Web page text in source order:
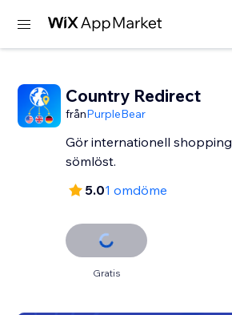
Country Redirect
frånPurpleBear
Gör internationell shopping
sömlöst.
5.01 omdöme
Gratis